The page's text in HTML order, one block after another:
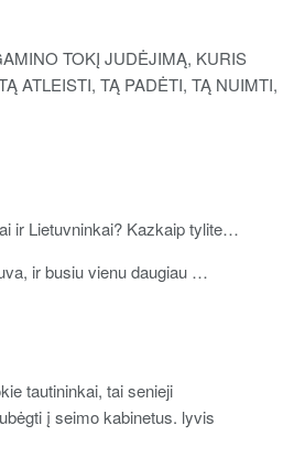
TOKĮ JUDĖJIMĄ, KURIS
ATLEISTI, TĄ PADĖTI, TĄ NUIMTI,
ir Lietuvninkai? Kazkaip tylite…
ir busiu vienu daugiau …
tautininkai, tai senieji
į seimo kabinetus. lyvis